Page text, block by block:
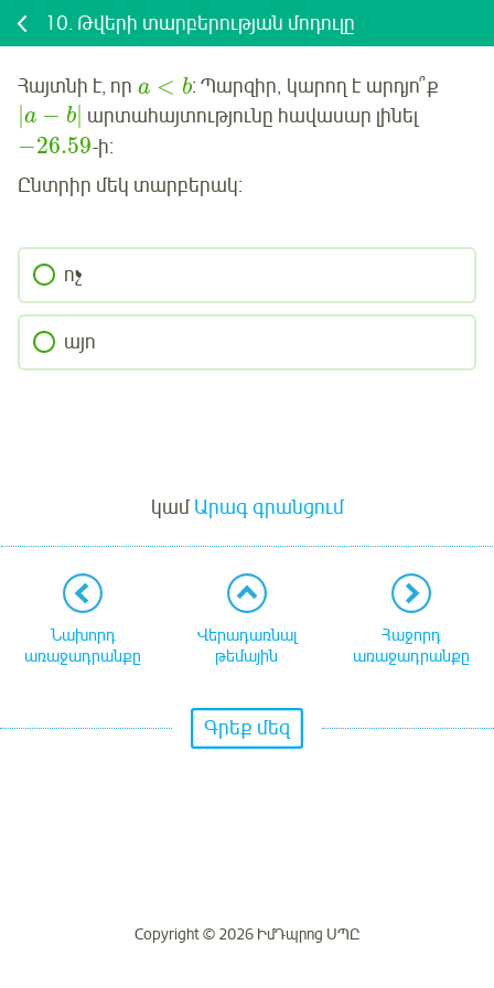
10. Թվերի տարբերության մոդուլը
Հայտնի է, որ a < b:Պարզիր, կարող է արդյո՞ք
a − b| արտահայտությունը հավասար լինել
−26.59-ի:
Ընտրիր մեկ տարբերակ:
ոչ
այո
կամԱրագ գրանցում
Նախորդ
առաջադրանքը
Վերադառնալ
թեմային
Հաջորդ
առաջադրանքը
Գրեք մեզ
Copyright © 2026 ԻմԴպրոց ՍՊԸ